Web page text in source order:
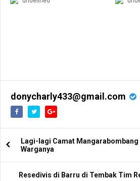
donycharly433@gmail.com
Lagi-lagi Camat
Warganya
Resedivis di Barru di Tembak Tim